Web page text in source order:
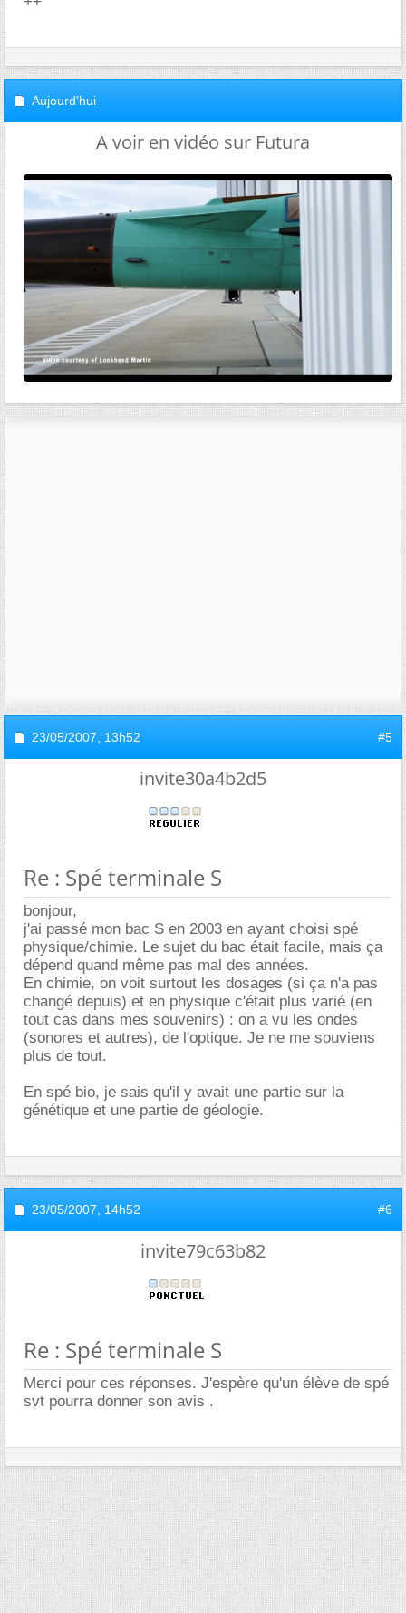
Aujourd'hui
A voir en vidéo sur Futura
23/05/2007, 13h52 #5
invite30a4b2d5
Re : Spé terminale S
bonjour,
j'ai passé mon bac S en 2003 en ayant choisi spé
physique/chimie. Le sujet du bac était facile, mais ça
dépend quand même pas mal des années.
En chimie, on voit surtout les dosages (si ça n'a pas
changé depuis) et en physique c'était plus varié (en
tout cas dans mes souvenirs) : on a vu les ondes
(sonores et autres), de l'optique. Je ne me souviens
plus de tout.
En spé bio, je sais qu'il y avait une partie sur la
génétique et une partie de géologie.
23/05/2007, 14h52 #6
invite79c63b82
Re : Spé terminale S
Merci pour ces réponses. J'espère qu'un élève de spé
svt pourra donner son avis .